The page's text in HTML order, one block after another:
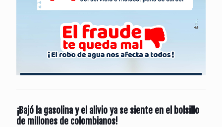
¡Bajó la gasolina y el alivio ya se siente en el bolsillo
de millones de colombianos!